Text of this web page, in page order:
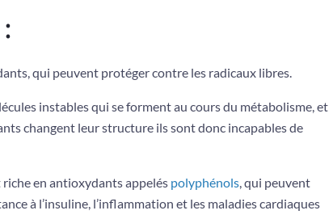
qui peuvent protéger contre les radicaux libres.
instables qui se forment au cours du métabolisme, et
changent leur structure ils sont donc incapables de
en antioxydants appelés polyphénols, qui peuvent
à l’insuline, l’inflammation et les maladies cardiaques